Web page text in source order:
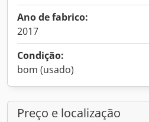
Ano de fabrico:
2017
Condição:
bom (usado)
Preço e localização